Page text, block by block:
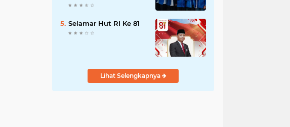
𝐊𝐮𝐫𝐬𝐢 𝐃𝐞𝐰𝐚𝐧 𝐃𝐚𝐫𝐢 𝐓𝐢𝐧𝐠𝐤𝐚𝐭
𝐑𝐈
Selamar Hut RI Ke 81
Lihat Selengkapnya